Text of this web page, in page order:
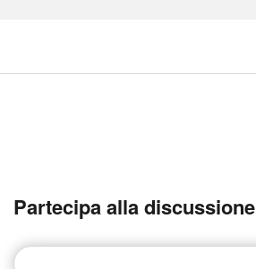
Partecipa alla discussione